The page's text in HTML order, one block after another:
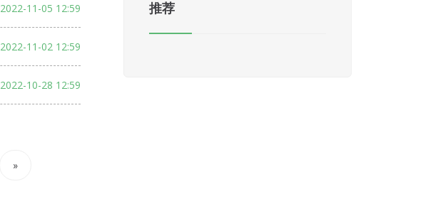
2022-11-05 12:59
2022-11-02 12:59
2022-10-28 12:59
»
推荐